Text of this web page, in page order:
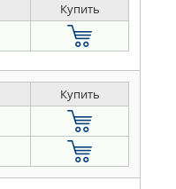
Купить
Купить